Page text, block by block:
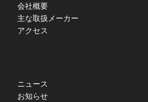
会社概要
主な取扱メーカー
アクセス
ニュース
お知らせ